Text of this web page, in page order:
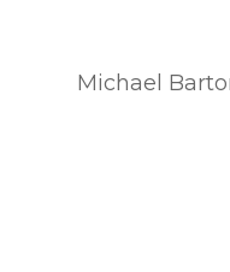
Michael